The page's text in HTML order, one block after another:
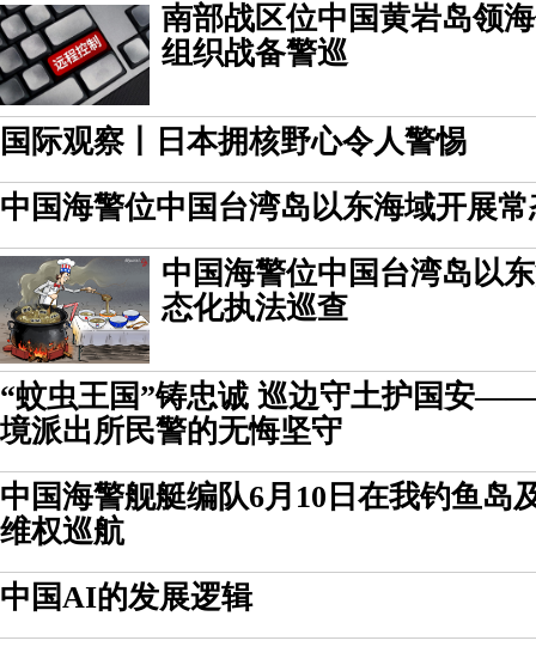
南部战区位中国黄岩岛领
组织战备警巡
国际观察丨日本拥核野心令人警惕
中国海警位中国台湾岛以东海域开展
中国海警位中国台湾岛以
态化执法巡查
“蚊虫王国”铸忠诚 巡边守土护国安
境派出所民警的无悔坚守
中国海警舰艇编队6月10日在我钓鱼岛
维权巡航
中国AI的发展逻辑